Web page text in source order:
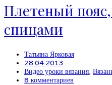
Плетеный
спицами
Татьяна Ярковая
28.04.2013
Видео уроки вязания,
8 комментариев